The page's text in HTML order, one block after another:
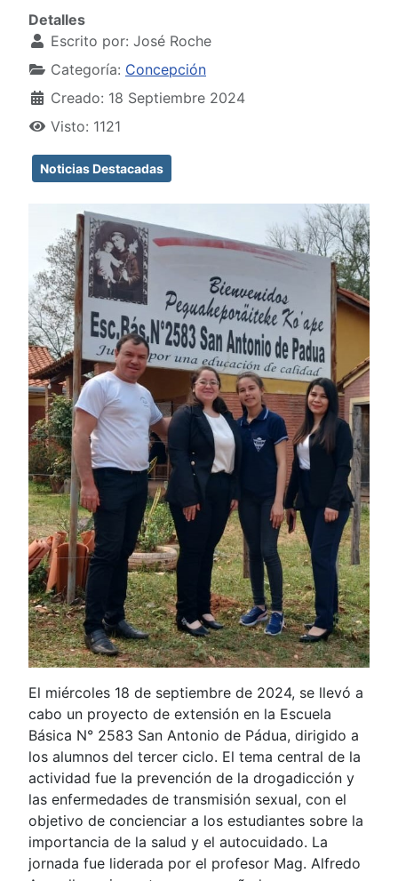
Detalles
Escrito por: José Roche
Categoría: Concepción
Creado: 18 Septiembre 2024
Visto: 1121
Noticias Destacadas
El miércoles 18 de septiembre de 2024, se llevó a
cabo un proyecto de extensión en la Escuela
Básica N° 2583 San Antonio de Pádua, dirigido a
los alumnos del tercer ciclo. El tema central de la
actividad fue la prevención de la drogadicción y
las enfermedades de transmisión sexual, con el
objetivo de concienciar a los estudiantes sobre la
importancia de la salud y el autocuidado. La
jornada fue liderada por el profesor Mag. Alfredo